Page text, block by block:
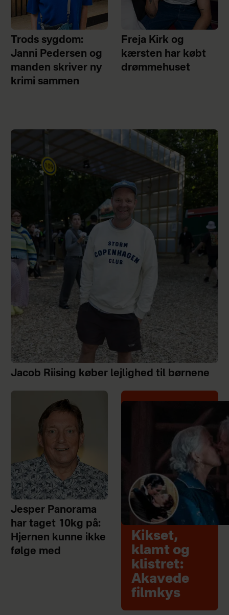
Trods sygdom:
Janni Pedersen og
manden skriver ny
krimi sammen
Freja Kirk og
kærsten har købt
drømmehuset
Jacob Riising køber lejlighed til børnene
Jesper Panorama
har taget 10kg på:
Hjernen kunne ikke
følge med
Kikset,
klamt og
klistret:
Akavede
filmkys